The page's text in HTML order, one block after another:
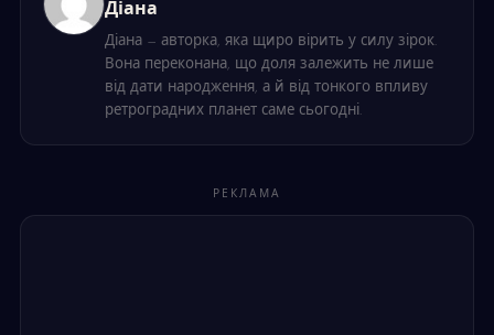
Діана
Діана — авторка, яка щиро вірить у силу зірок.
Вона переконана, що доля залежить не лише
від дати народження, а й від тонкого впливу
ретроградних планет саме сьогодні.
РЕКЛАМА